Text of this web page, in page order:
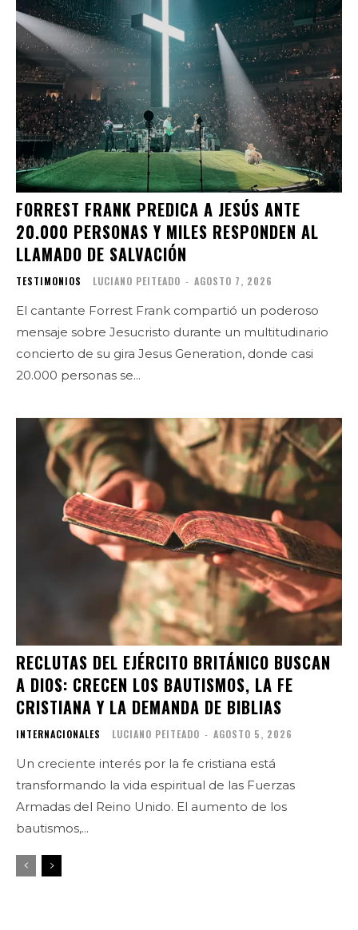
FORREST FRANK PREDICA A JESÚS ANTE
20.000 PERSONAS Y MILES RESPONDEN AL
LLAMADO DE SALVACIÓN
TESTIMONIOS LUCIANO PEITEADO - AGOSTO 7, 2026
El cantante Forrest Frank compartió un poderoso
mensaje sobre Jesucristo durante un multitudinario
concierto de su gira Jesus Generation, donde casi
20.000 personas se...
RECLUTAS DEL EJÉRCITO BRITÁNICO BUSCAN
A DIOS: CRECEN LOS BAUTISMOS, LA FE
CRISTIANA Y LA DEMANDA DE BIBLIAS
INTERNACIONALES LUCIANO PEITEADO - AGOSTO 5, 2026
Un creciente interés por la fe cristiana está
transformando la vida espiritual de las Fuerzas
Armadas del Reino Unido. El aumento de los
bautismos,...